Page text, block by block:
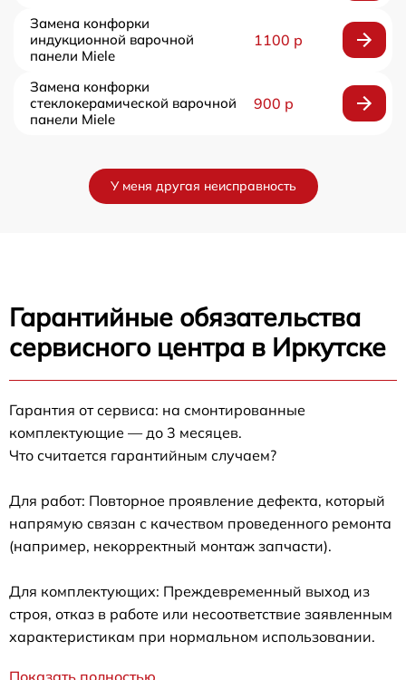
Замена конфорки
индукционной варочной
панели Miele
1100 р
Замена конфорки
стеклокерамической варочной
панели Miele
900 р
У меня другая неисправность
Гарантийные обязательства
сервисного центра в Иркутске
Гарантия от сервиса: на смонтированные
комплектующие — до 3 месяцев.
Что считается гарантийным случаем?
Для работ: Повторное проявление дефекта, который
напрямую связан с качеством проведенного ремонта
(например, некорректный монтаж запчасти).
Для комплектующих: Преждевременный выход из
строя, отказ в работе или несоответствие заявленным
характеристикам при нормальном использовании.
Показать полностью